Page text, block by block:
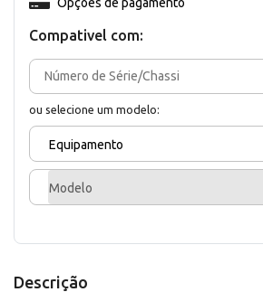
Compativel com:
ou selecione um modelo:
Equipamento
Modelo
Descrição